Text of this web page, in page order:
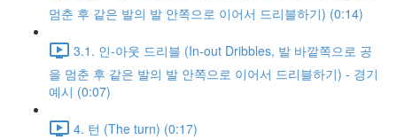
멈춘 후 같은 발의 발 안쪽으로 이어서 드리블하기) (0:14)
3.1. 인-아웃 드리블 (In-out Dribbles, 발 바깥쪽으로 공
을 멈춘 후 같은 발의 발 안쪽으로 이어서 드리블하기) - 경기
예시 (0:07)
4. 턴 (The turn) (0:17)